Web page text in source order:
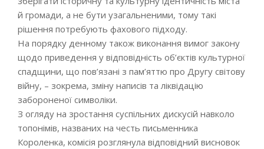
й громади, а не бути узагальненими, тому такі
рішення потребують фахового підходу.
На порядку денному також виконання вимог закону
щодо приведення у відповідність об’єктів культурної
спадщини, що пов’язані з пам’яттю про Другу світову
війну, – зокрема, зміну написів та ліквідацію
забороненої символіки.
З огляду на зростання суспільних дискусій навколо
топонімів, названих на честь письменника
Короленка, комісія розглянула відповідний висновок